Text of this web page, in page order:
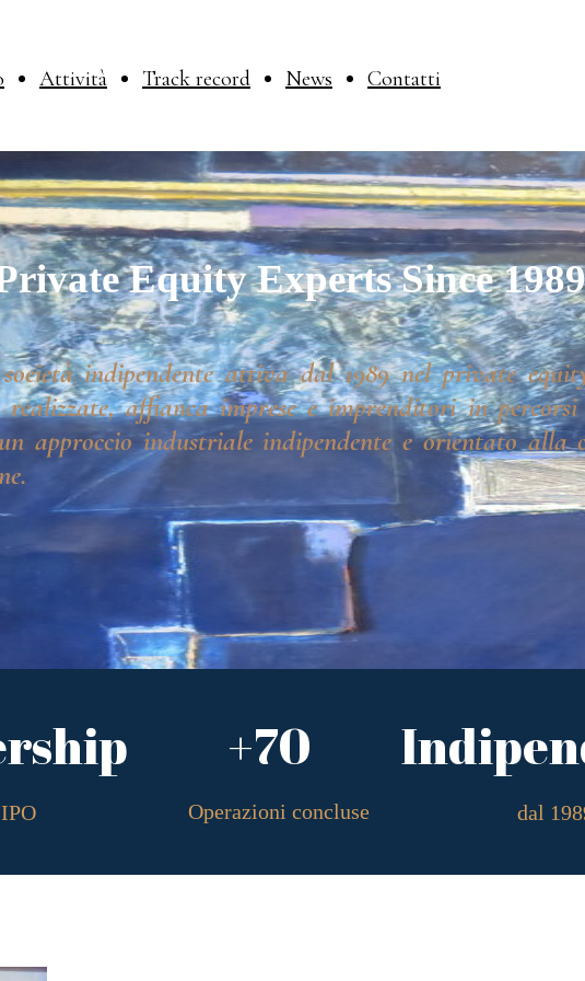
Attività Track record News Contatti
Equity Experts Since 1989
indipendente attiva dal 1989 nel private
affianca imprese e imprenditori in
approccio industriale indipendente e orientato alla
+70
Operazioni concluse dal